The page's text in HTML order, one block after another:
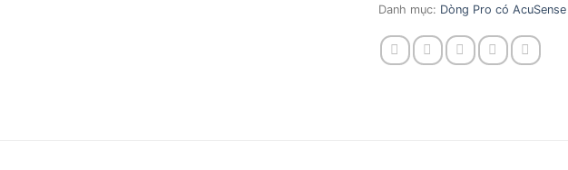
Danh mục: Dòng Pro có AcuSense